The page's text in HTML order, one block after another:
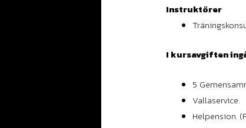
Instruktörer
I kursavgiften
5
Vallaservice.
Helpension.